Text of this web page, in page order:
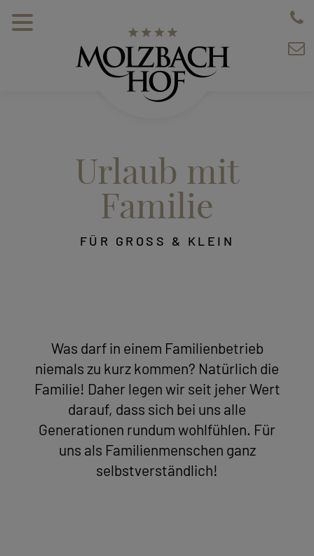
Urlaub mit
Familie
FÜR GROSS & KLEIN
Was darf in einem Familienbetrieb
niemals zu kurz kommen? Natürlich die
Familie! Daher legen wir seit jeher Wert
darauf, dass sich bei uns alle
Generationen rundum wohlfühlen. Für
uns als Familienmenschen ganz
selbstverständlich!